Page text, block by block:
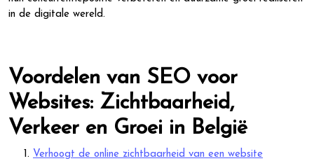
in de digitale wereld.
Voordelen van SEO voor
Websites: Zichtbaarheid,
Verkeer en Groei in België
Verhoogt de online zichtbaarheid van een website